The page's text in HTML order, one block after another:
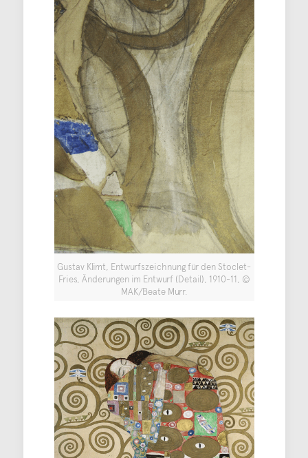
Gustav Klimt, Entwurfszeichnung für den Stoclet-
Fries, Änderungen im Entwurf (Detail), 1910-11, ©
MAK/Beate Murr.